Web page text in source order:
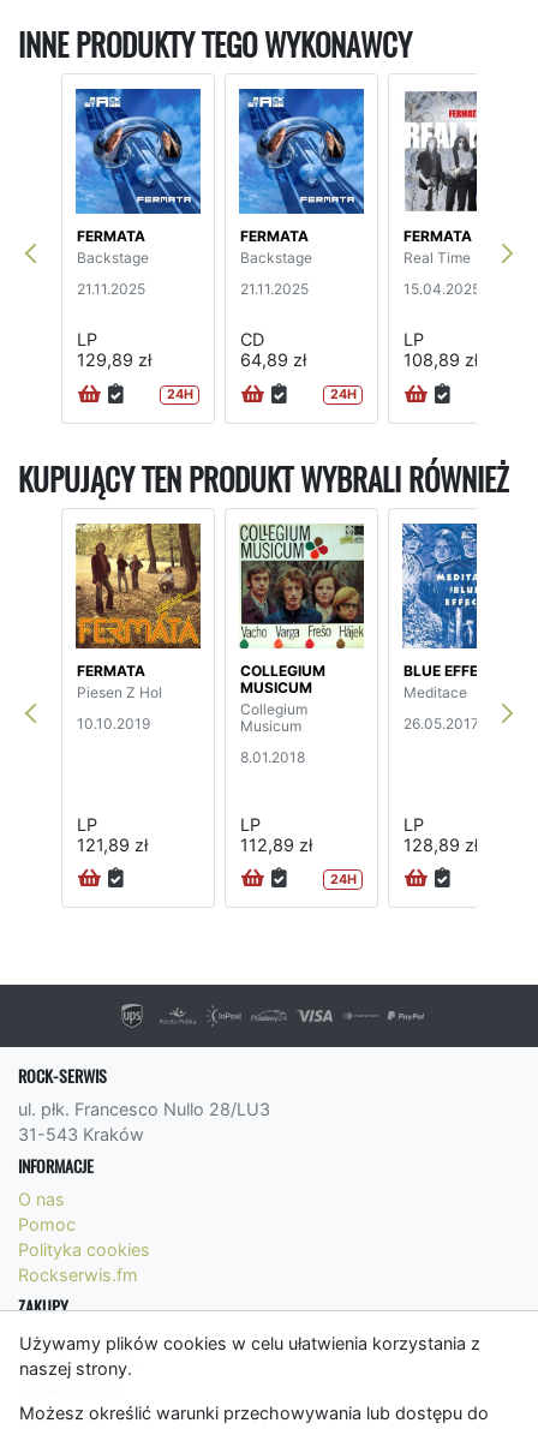
Używamy plików cookies w celu ułatwienia korzystania z
naszej strony.
Możesz określić warunki przechowywania lub dostępu do
INNE PRODUKTY TEGO WYKONAWCY
FERMATA
Backstage
21.11.2025
LP
129,89 zł
24H
FERMATA
Backstage
21.11.2025
CD
64,89 zł
24H
FERMATA
Real Time
15.04.2025
LP
108,89 zł
KUPUJĄCY TEN PRODUKT WYBRALI RÓWNIEŻ
FERMATA
Piesen Z Hol
10.10.2019
LP
121,89 zł
COLLEGIUM
MUSICUM
Collegium
Musicum
8.01.2018
LP
112,89 zł
24H
BLUE EFFECT
Meditace
26.05.2017
LP
128,89 zł
ROCK-SERWIS
ul. płk. Francesco Nullo 28/LU3
31-543 Kraków
INFORMACJE
O nas
Pomoc
Polityka cookies
Rockserwis.fm
ZAKUPY
Formy płatności
Koszty wysyłki
Regulamin